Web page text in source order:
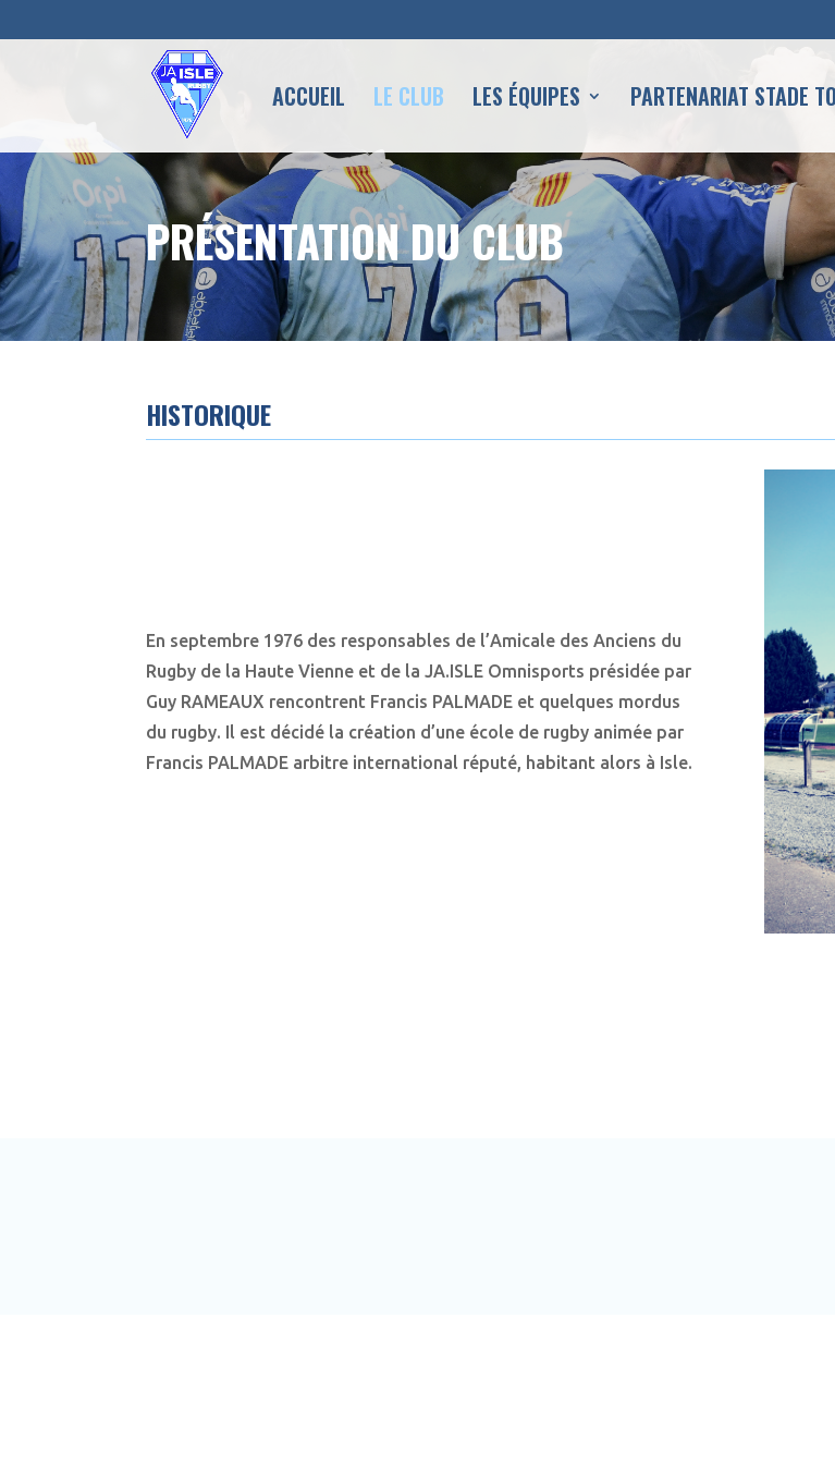
ACCUEIL LE CLUB LES ÉQUIPES PARTENARIAT STADE
PRÉSENTATION DU CLUB
HISTORIQUE
En septembre 1976 des responsables de l’Amicale des Anciens du
Rugby de la Haute Vienne et de la JA.ISLE Omnisports présidée par
Guy RAMEAUX rencontrent Francis PALMADE et quelques mordus
du rugby. Il est décidé la création d’une école de rugby animée par
Francis PALMADE arbitre international réputé, habitant alors à Isle.